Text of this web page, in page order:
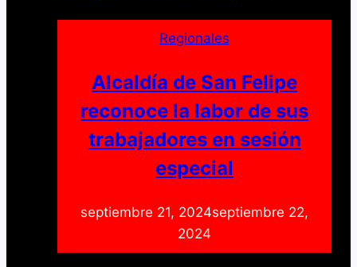
Regionales
Alcaldía de San Felipe
reconoce la labor de sus
trabajadores en sesión
especial
septiembre 21, 2024septiembre 22,
2024